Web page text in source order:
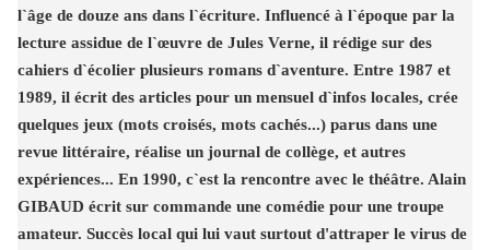
l`âge de douze ans dans l`écriture. Influencé à l`époque par la
lecture assidue de l`œuvre de Jules Verne, il rédige sur des
cahiers d`écolier plusieurs romans d`aventure. Entre 1987 et
1989, il écrit des articles pour un mensuel d`infos locales, crée
quelques jeux (mots croisés, mots cachés...) parus dans une
revue littéraire, réalise un journal de collège, et autres
expériences... En 1990, c`est la rencontre avec le théâtre. Alain
GIBAUD écrit sur commande une comédie pour une troupe
amateur. Succès local qui lui vaut surtout d'attraper le virus de